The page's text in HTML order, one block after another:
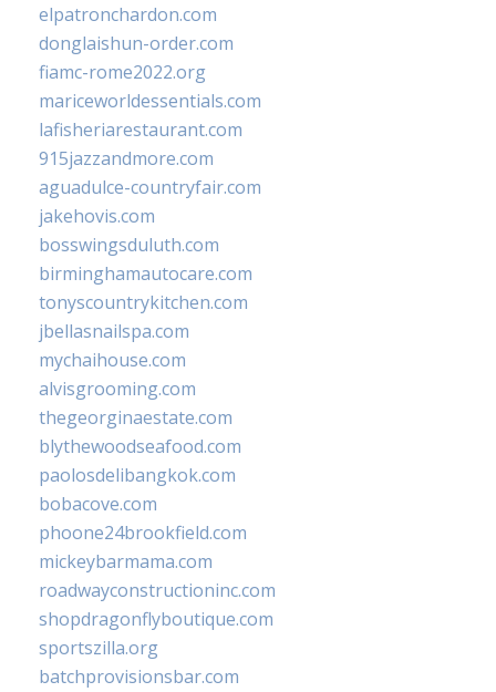
elpatronchardon.com
donglaishun-order.com
fiamc-rome2022.org
mariceworldessentials.com
lafisheriarestaurant.com
915jazzandmore.com
aguadulce-countryfair.com
jakehovis.com
bosswingsduluth.com
birminghamautocare.com
tonyscountrykitchen.com
jbellasnailspa.com
mychaihouse.com
alvisgrooming.com
thegeorginaestate.com
blythewoodseafood.com
paolosdelibangkok.com
bobacove.com
phoone24brookfield.com
mickeybarmama.com
roadwayconstructioninc.com
shopdragonflyboutique.com
sportszilla.org
batchprovisionsbar.com